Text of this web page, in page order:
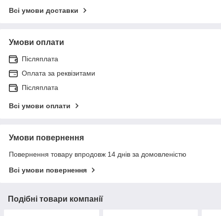
Всі умови доставки
Умови оплати
Післяплата
Оплата за реквізитами
Післяплата
Всі умови оплати
Умови повернення
Повернення товару впродовж 14 днів за домовленістю
Всі умови повернення
Подібні товари компанії